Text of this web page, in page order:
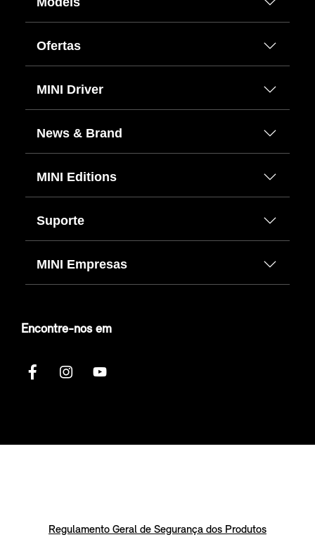
Ofertas
MINI Driver
News & Brand
MINI Editions
Suporte
MINI Empresas
Encontre-nos em
Regulamento Geral de Segurança dos Produtos